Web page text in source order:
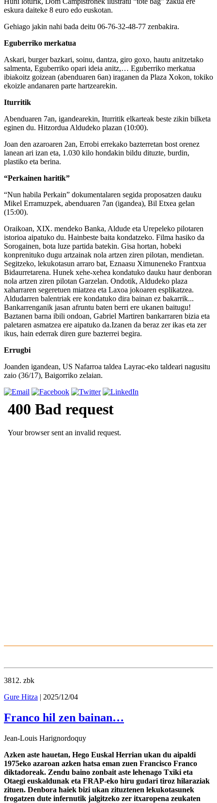
eskura daiteke 8 euro edo euskotan.
Gehiago jakin nahi bada deitu 06-76-32-48-77 zenbakira.
Eguberriko merkatua
Askari, burger bazkari, soinu, dantza, giro goxo, hautu anitzetako
salmenta, Eguberriko opari ideia anitz,… Eguberriko merkatua
ibiakoitz goizean (abenduaren 6an) iraganen da Plaza Xokon, tokiko
ekoizle andanaren parte hartzearekin.
Iturritik
Abenduaren 7an, igandearekin, Iturritik elkarteak beste zikin bilketa
eginen du. Hitzordua Aldudeko plazan (10:00).
Joan den azaroaren 2an, Errobi errekako bazterretan bost orenez
lanean ari izan eta, 1.030 kilo hondakin bildu dituzte, burdin,
plastiko eta berina.
“Perkainen haritik”
“Nun habila Perkain” dokumentalaren segida proposatzen dauku
Mikel Erramuzpek, abenduaren 7an (igandea), Bil Etxea gelan
(15:00).
Oraikoan, XIX. mendeko Banka, Aldude eta Urepeleko pilotaren
istorioa aipatuko du. Hainbeste baita kondatzeko. Filma hasiko da
Sorogainen, bota luze partida batekin. Gisa hortan, hobeki
konprenituko dugu artzainak nola artzen ziren pilotan, mendietan.
Segitzeko, lekukotasun arraro bat, Eznaasu Ximuneneko Frantxua
Bidaurretarena. Hunek xehe-xehea kondatuko dauku haur denboran
nola artzen ziren pilotan Garzelan. Ondotik, Aldudeko plaza
xaharraren segeretuen miatzea eta Laxoa jokoaren esplikatzea.
Aldudarren balentriak ere kondatuko dira bainan ez bakarrik...
Bankarrenganik jasan afruntu baten berri ere ukanen baitugu!
Baztanen barna ibili ondoan, Gabriel Martiren bankarraren bizia eta
paletaren asmatzea ere aipatuko da.Izanen da beraz zer ikas eta zer
ikus, hain ederrak diren gure bazterrei begira.
Errugbi
Joanden igandean, US Nafarroa taldea Layrac-eko taldeari nagusitu
zaio (36/17), Baigorriko zelaian.
3812. zbk
Gure Hitza | 2025/12/04
Franco hil zen bainan…
Jean-Louis Harignordoquy
Azken aste hauetan, Hego Euskal Herrian ukan du aipaldi
1975eko azaroan azken hatsa eman zuen Francisco Franco
diktadoreak. Zendu baino zonbait aste lehenago Txiki eta
Otaegi euskaldunak eta FRAP-eko hiru gudari tiroz hilaraziak
zituen. Denbora haiek bizi ukan zituztenen lekukotasunek
frogatzen dute infernutik jalgitzeko zer itxaropena zeukaten